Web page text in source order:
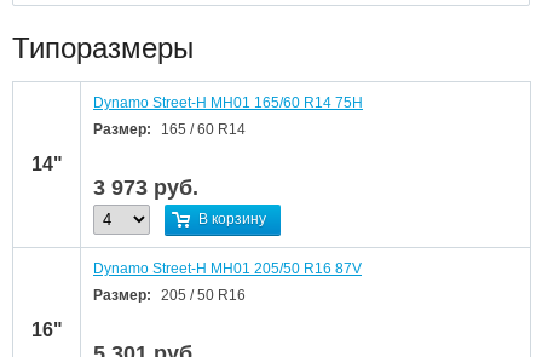
Типоразмеры
14"
Dynamo Street-H MH01 165/60 R14 75H
Размер:
165 / 60 R14
3 973 руб.
В корзину
16"
Dynamo Street-H MH01 205/50 R16 87V
Размер:
205 / 50 R16